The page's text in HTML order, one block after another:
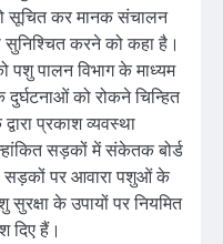
सूचित कर मानक संचालन
सुनिश्चित करने को कहा है।
पशु पालन विभाग के माध्यम
को रोकने चिन्हित
प्रकाश व्यवस्था
सड़कों में संकेतक बोर्ड
सड़कों पर आवारा पशुओं के
के उपायों पर नियमित
दिए हैं।